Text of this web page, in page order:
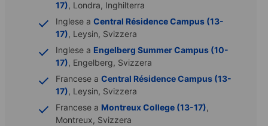
17), Londra, Inghilterra
Inglese a Central Résidence Campus (13-
17), Leysin, Svizzera
Inglese a Engelberg Summer Campus (10-
17), Engelberg, Svizzera
Francese a Central Résidence Campus (13-
17), Leysin, Svizzera
Francese a Montreux College (13-17),
Montreux, Svizzera